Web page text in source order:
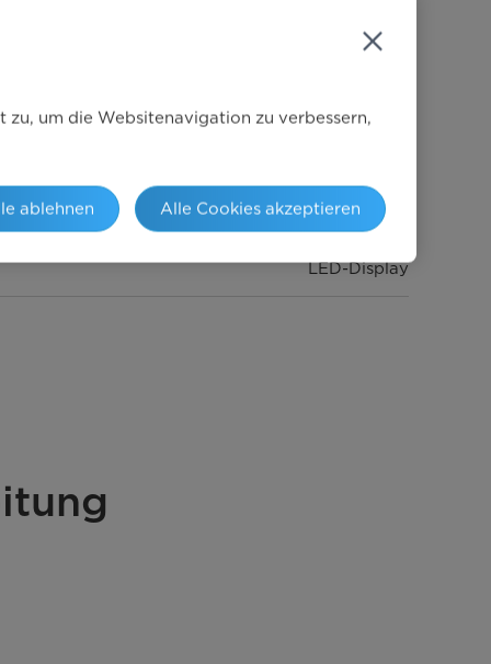
mechanisch
LED-Display
zu, um die Websitenavigation zu verbessern,
ablehnen Alle Cookies akzeptieren